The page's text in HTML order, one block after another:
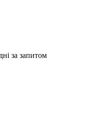
за запитом